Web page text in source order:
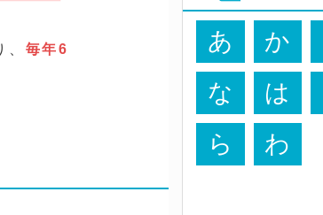
毎年6 あ か
な
は
ら
わ